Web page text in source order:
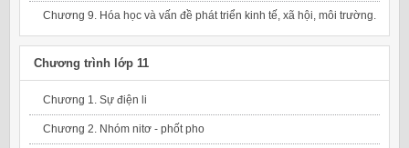
Chương 9. Hóa học và vấn đề phát triển kinh tế, xã hội, môi trường.
Chương trình lớp 11
Chương 1. Sự điện li
Chương 2. Nhóm nitơ - phốt pho